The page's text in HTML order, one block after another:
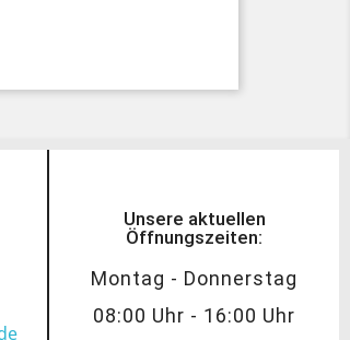
Unsere aktuellen
Öffnungszeiten:
Montag - Donnerstag
08:00 Uhr - 16:00 Uhr